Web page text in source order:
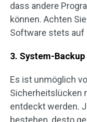
dass andere
können. Achten
Software stets auf
3. System-
Es ist unmöglich
Sicherheitslücken
entdeckt werden.
bestehen, desto